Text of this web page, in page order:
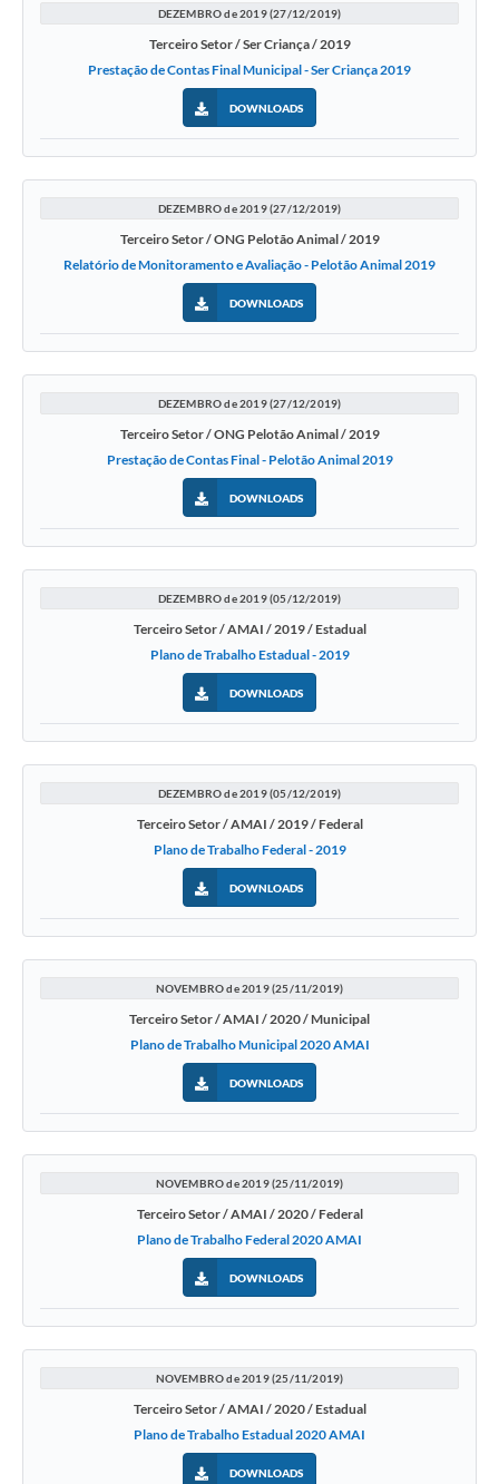
DEZEMBRO de 2019 (27/12/2019)
Terceiro Setor / Ser Criança / 2019
Prestação de Contas Final Municipal - Ser Criança 2019
DOWNLOADS
DEZEMBRO de 2019 (27/12/2019)
Terceiro Setor / ONG Pelotão Animal / 2019
Relatório de Monitoramento e Avaliação - Pelotão Animal 2019
DOWNLOADS
DEZEMBRO de 2019 (27/12/2019)
Terceiro Setor / ONG Pelotão Animal / 2019
Prestação de Contas Final - Pelotão Animal 2019
DOWNLOADS
DEZEMBRO de 2019 (05/12/2019)
Terceiro Setor / AMAI / 2019 / Estadual
Plano de Trabalho Estadual - 2019
DOWNLOADS
DEZEMBRO de 2019 (05/12/2019)
Terceiro Setor / AMAI / 2019 / Federal
Plano de Trabalho Federal - 2019
DOWNLOADS
NOVEMBRO de 2019 (25/11/2019)
Terceiro Setor / AMAI / 2020 / Municipal
Plano de Trabalho Municipal 2020 AMAI
DOWNLOADS
NOVEMBRO de 2019 (25/11/2019)
Terceiro Setor / AMAI / 2020 / Federal
Plano de Trabalho Federal 2020 AMAI
DOWNLOADS
NOVEMBRO de 2019 (25/11/2019)
Terceiro Setor / AMAI / 2020 / Estadual
Plano de Trabalho Estadual 2020 AMAI
DOWNLOADS